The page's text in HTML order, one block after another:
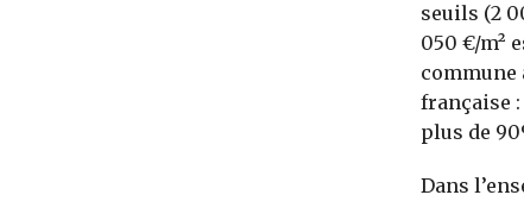
seuils (2
050 €/m²
commune
française
plus de
Dans